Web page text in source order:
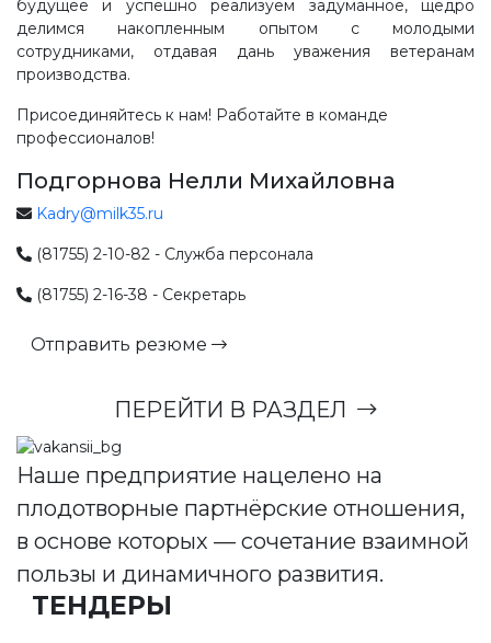
будущее и успешно реализуем задуманное, щедро
делимся накопленным опытом с молодыми
сотрудниками, отдавая дань уважения ветеранам
производства.
Присоединяйтесь к нам! Работайте в команде
профессионалов!
Подгорнова Нелли Михайловна
Kadry@milk35.ru
(81755) 2-10-82 - Служба персонала
(81755) 2-16-38 - Секретарь
Отправить резюме
ПЕРЕЙТИ В РАЗДЕЛ
Наше предприятие нацелено на
плодотворные партнёрские отношения,
в основе которых — сочетание взаимной
пользы и динамичного развития.
ТЕНДЕРЫ